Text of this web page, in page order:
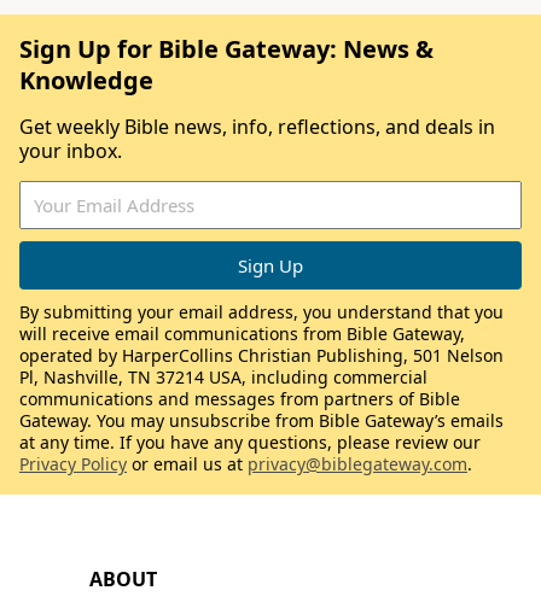
ABOUT
Sign Up for Bible Gateway: News &
Knowledge
Get weekly Bible news, info, reflections, and deals in
your inbox.
By submitting your email address, you understand that you
will receive email communications from Bible Gateway,
operated by HarperCollins Christian Publishing, 501 Nelson
Pl, Nashville, TN 37214 USA, including commercial
communications and messages from partners of Bible
Gateway. You may unsubscribe from Bible Gateway’s emails
at any time. If you have any questions, please review our
Privacy Policy or email us at privacy@biblegateway.com.